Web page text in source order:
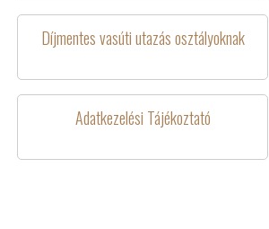
Díjmentes vasúti utazás osztályoknak
Adatkezelési Tájékoztató